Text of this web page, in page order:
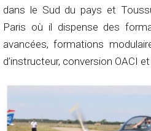
dans le Sud du pays et
Paris où il dispense des
avancées, formations
d’instructeur, conversion OACI